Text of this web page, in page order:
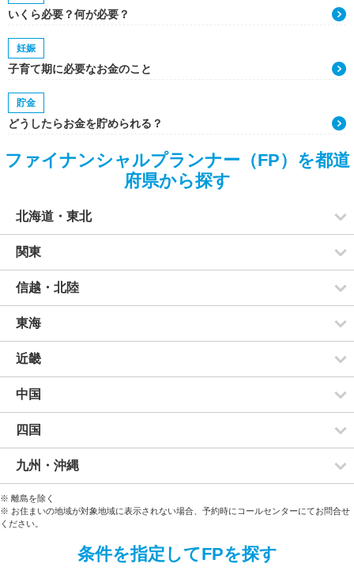
いくら必要？何が必要？
妊娠
子育て期に必要なお金のこと
貯金
どうしたらお金を貯められる？
ファイナンシャルプランナー（FP）を都道
府県から探す
北海道・東北
関東
信越・北陸
東海
近畿
中国
四国
九州・沖縄
※ 離島を除く
※ お住まいの地域が対象地域に表示されない場合、予約時にコールセンターにてお問合せ
ください。
条件を指定してFPを探す